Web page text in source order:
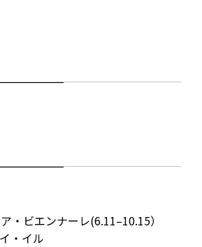
・ビエンナーレ(6.11–10.15）
・イル